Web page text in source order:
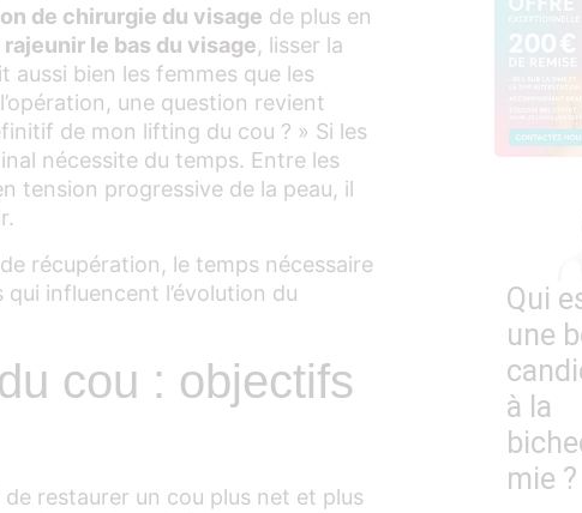
de chirurgie du visage de plus en
rajeunir le bas du visage, lisser la
aussi bien les femmes que les
une question revient
de mon lifting du cou ? » Si les
nécessite du temps. Entre les
tension progressive de la peau, il
récupération, le temps nécessaire
influencent l’évolution du
cou : objectifs
restaurer un cou plus net et plus
Qui
une
à la
mie ?